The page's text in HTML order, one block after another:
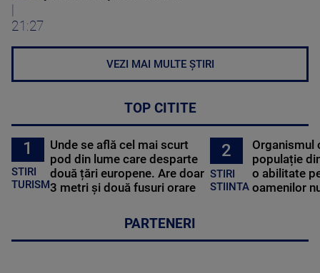
21:27
VEZI MAI MULTE ȘTIRI
TOP CITITE
1
STIRI
TURISM
Unde se află cel mai scurt
pod din lume care desparte
două țări europene. Are doar
3 metri și două fusuri orare
2
STIRI
STIINTA
Organismul
populație
o abilitate
oamenilor
PARTENERI